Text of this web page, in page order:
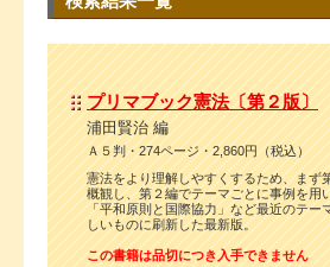
プリマブック憲法〔第２版〕
浦田賢治 編
Ａ５判・274ページ・2,860円（税込）
憲法をより理解しやすくするため、まず
概観し、第２編でテーマごとに事例を用
「平和原則と国際協力」など最近のテー
しいものに刷新した最新版。
この書籍は品切につき入手できません